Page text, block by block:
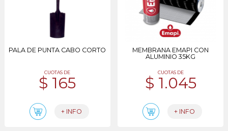
PALA DE PUNTA CABO CORTO
CUOTAS DE
$ 165
+ INFO
MEMBRANA EMAPI CON
ALUMINIO 35KG
CUOTAS DE
$ 1.045
+ INFO